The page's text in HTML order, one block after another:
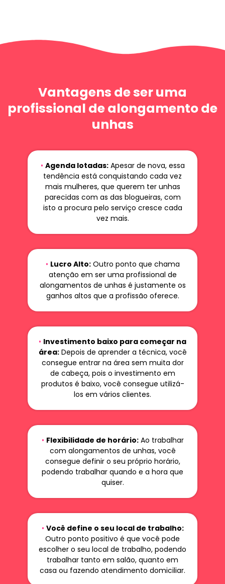
Vantagens de ser uma
profissional de alongamento de
unhas
• Agenda lotadas:Apesar de nova, essa
tendência está conquistando cada vez
mais mulheres, que querem ter unhas
parecidas com as das blogueiras, com
isto a procura pelo serviço cresce cada
vez mais.
• Lucro Alto:Outro ponto que chama
atenção em ser uma profissional de
alongamentos de unhas é justamente os
ganhos altos que a profissão oferece.
• Investimento baixo para começar na
área:Depois de aprender a técnica, você
consegue entrar na área sem muita dor
de cabeça, pois o investimento em
produtos é baixo, você consegue utilizá-
los em vários clientes.
• Flexibilidade de horário:Ao trabalhar
com alongamentos de unhas, você
consegue definir o seu próprio horário,
podendo trabalhar quando e a hora que
quiser.
• Você define o seu local de trabalho:
Outro ponto positivo é que você pode
escolher o seu local de trabalho, podendo
trabalhar tanto em salão, quanto em
casa ou fazendo atendimento domiciliar.